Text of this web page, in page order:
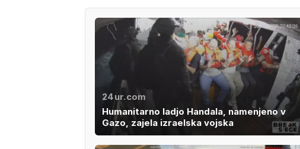
24ur.com
Humanitarno ladjo Handala, namenjeno v
Gazo, zajela izraelska vojska